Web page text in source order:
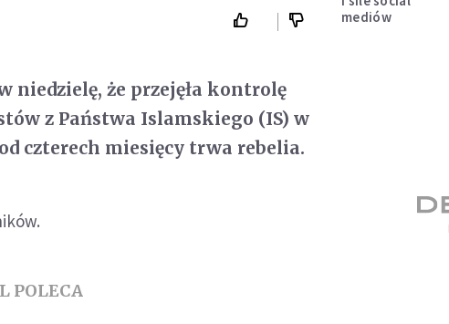
że przejęła kontrolę
z Państwa Islamskiego (IS) w
czterech miesięcy trwa rebelia.
POLECA
mediów